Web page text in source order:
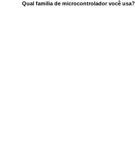
Qual familia de microcontrolador você usa?